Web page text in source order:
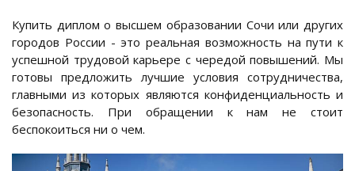
Купить диплом о высшем образовании Сочи или других
городов России - это реальная возможность на пути к
успешной трудовой карьере с чередой повышений. Мы
готовы предложить лучшие условия сотрудничества,
главными из которых являются конфиденциальность и
безопасность. При обращении к нам не стоит
беспокоиться ни о чем.